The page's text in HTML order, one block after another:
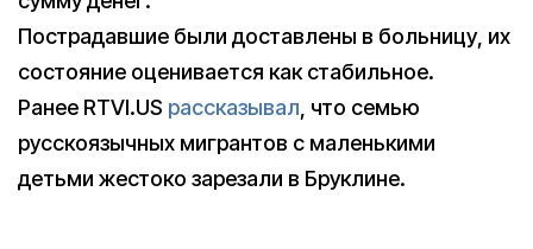
Пострадавшие были доставлены в больницу, их
состояние оценивается как стабильное.
Ранее RTVI.US рассказывал, что семью
русскоязычных мигрантов c маленькими
детьми жестоко зарезали в Бруклине.